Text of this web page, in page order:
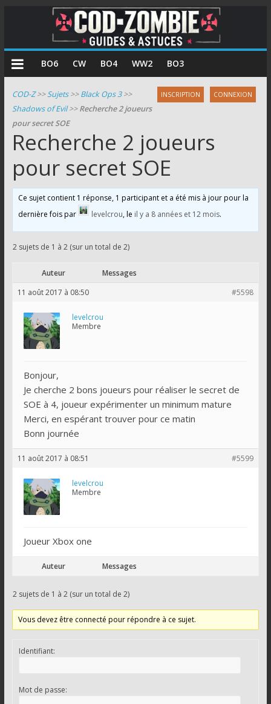
COD
Zombie
Guides
et
astuces
le
mode
zombie
de
Call
of
BO6 CW BO4 WW2 BO3
INSCRIPTION CONNEXION
COD-Z>>Sujets>>Black Ops 3>>
Shadows of Evil>>Recherche 2 joueurs
pour secret SOE
Recherche 2 joueurs
pour secret SOE
Ce sujet contient 1 réponse, 1 participant et a été mis à jour pour la
dernière fois par
levelcrou , le il y a 8 années et 12 mois.
2 sujets de 1 à 2 (sur un total de 2)
Auteur
Messages
11 août 2017 à 08:50
#5598
levelcrou
Membre
Bonjour,
Je cherche 2 bons joueurs pour réaliser le secret de
SOE à 4, joueur expérimenter un minimum mature
Merci, en espérant trouver pour ce matin
Bonn journée
11 août 2017 à 08:51 #5599
levelcrou
Membre
Joueur Xbox one
Auteur Messages
2 sujets de 1 à 2 (sur un total de 2)
Vous devez être connecté pour répondre à ce sujet.
Identifiant:
Mot de passe: